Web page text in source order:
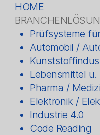
HOME
Prüfsysteme
Automobil /
Lebensmittel
Pharma /
Elektronik /
Industrie 4.0
Code Reading